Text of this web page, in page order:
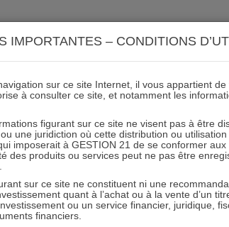
21 – Lettre
31.12.2024 - Partagez
Article précédent
IMPORTANTES – CONDITIONS
sur ce site Internet, il vous appartient
à consulter ce site, et notamment les
figurant sur ce site ne visent pas à être
une juridiction où cette distribution ou
imposerait à GESTION 21 de se conformer
des produits ou services peut ne pas être
sur ce site ne constituent ni une
quant à l’achat ou à la vente d’un
ou un service financier, juridique,
financiers.